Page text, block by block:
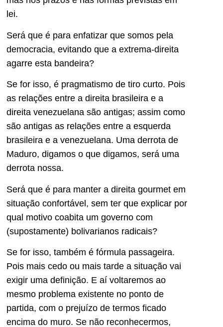
lei.
Será que é para enfatizar que somos pela
democracia, evitando que a extrema-direita
agarre esta bandeira?
Se for isso, é pragmatismo de tiro curto. Pois
as relações entre a direita brasileira e a
direita venezuelana são antigas; assim como
são antigas as relações entre a esquerda
brasileira e a venezuelana. Uma derrota de
Maduro, digamos o que digamos, será uma
derrota nossa.
Será que é para manter a direita gourmet em
situação confortável, sem ter que explicar por
qual motivo coabita um governo com
(supostamente) bolivarianos radicais?
Se for isso, também é fórmula passageira.
Pois mais cedo ou mais tarde a situação vai
exigir uma definição. E aí voltaremos ao
mesmo problema existente no ponto de
partida, com o prejuízo de termos ficado
encima do muro. Se não reconhecermos,